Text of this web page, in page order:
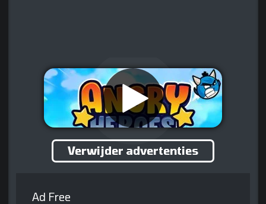
Verwijder advertenties
Ad Free